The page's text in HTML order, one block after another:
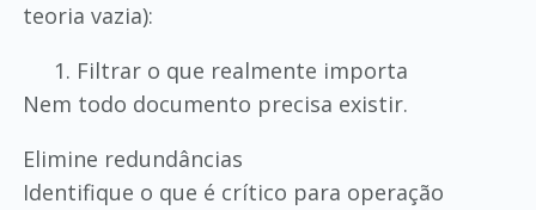
teoria vazia):
Filtrar o que realmente importa
Nem todo documento precisa existir.
Elimine redundâncias
Identifique o que é crítico para operação